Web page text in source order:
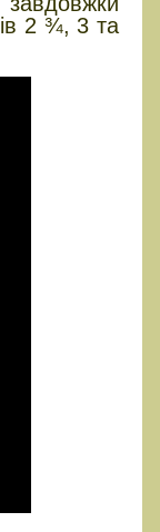
2 ¾, 3 та